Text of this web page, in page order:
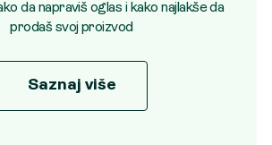
da napraviš oglas i kako najlakše da
prodaš svoj proizvod
Saznaj više